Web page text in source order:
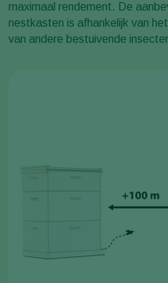
maximaal rendement. De
nestkasten is afhankelijk van
van andere bestuivende